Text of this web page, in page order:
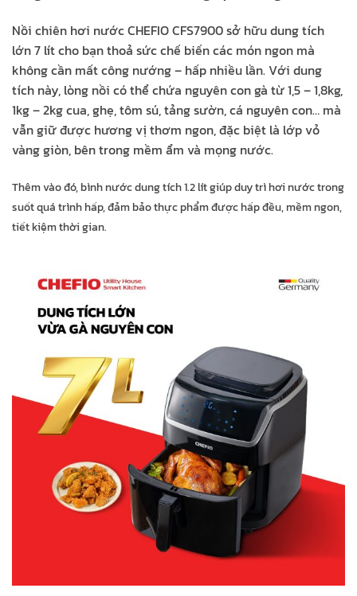
Nồi chiên hơi nước CHEFIO CFS7900 sở hữu dung tích
lớn 7 lít cho bạn thoả sức chế biến các món ngon mà
không cần mất công nướng – hấp nhiều lần. Với dung
tích này, lòng nồi có thể chứa nguyên con gà từ 1,5 – 1,8kg,
1kg – 2kg cua, ghẹ, tôm sú, tảng sườn, cá nguyên con… mà
vẫn giữ được hương vị thơm ngon, đặc biệt là lớp vỏ
vàng giòn, bên trong mềm ẩm và mọng nước.
Thêm vào đó, bình nước dung tích 1.2 lít giúp duy trì hơi nước trong
suốt quá trình hấp, đảm bảo thực phẩm được hấp đều, mềm ngon,
tiết kiệm thời gian.